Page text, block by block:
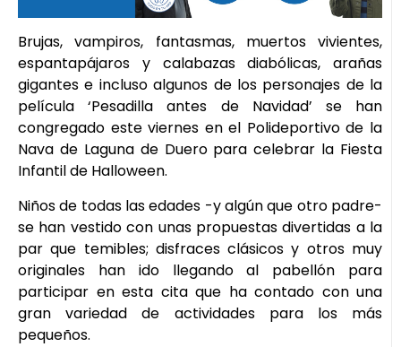
Brujas, vampiros, fantasmas, muertos vivientes,
espantapájaros y calabazas diabólicas, arañas
gigantes e incluso algunos de los personajes de la
película ‘Pesadilla antes de Navidad’ se han
congregado este viernes en el Polideportivo de la
Nava de Laguna de Duero para celebrar la Fiesta
Infantil de Halloween.
Niños de todas las edades -y algún que otro padre-
se han vestido con unas propuestas divertidas a la
par que temibles; disfraces clásicos y otros muy
originales han ido llegando al pabellón para
participar en esta cita que ha contado con una
gran variedad de actividades para los más
pequeños.